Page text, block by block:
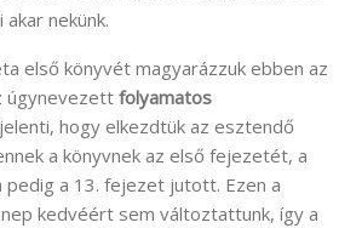
nekünk.
első könyvét magyarázzuk ebben az
úgynevezett folyamatos
hogy elkezdtük az esztendő
a könyvnek az első fejezetét, a
pedig a 13. fejezet jutott. Ezen a
kedvéért sem változtattunk, így a